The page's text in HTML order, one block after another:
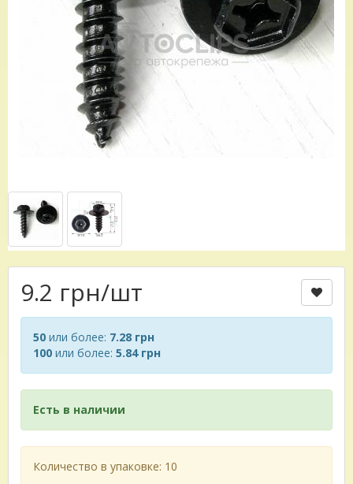
9.2 грн/шт
50 или более: 7.28 грн
100 или более: 5.84 грн
Есть в наличии
Количество в упаковке: 10